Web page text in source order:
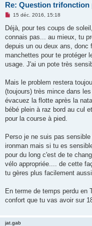
Re: Question trifonction
M
s
s
a
g
e
n
o
u
15 déc. 2016, 15:18
Déjà, pour tes coups de
connais pas... au mieux, tu
depuis un ou deux ans, donc
manchettes pour te protéger
usage. J'ai un pote très
Mais le problem restera
(toujours) très mince dans
évacuez la flotte après la
bébé plein à raz bord au cul
pour la course à pied.
Perso je ne suis pas
ironman mais si tu es
pour du long c'est de te
vélo appropriée.... de cette
tu gères plus facilement
En terme de temps perdu en
confort que tu vas avoir sur
jat.gab